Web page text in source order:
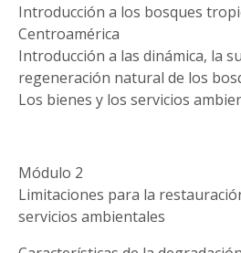
Introducción a los bosques
Centroamérica
Introducción a las dinámica, la
regeneración natural de los
Los bienes y los servicios
Módulo 2
Limitaciones para la
servicios ambientales